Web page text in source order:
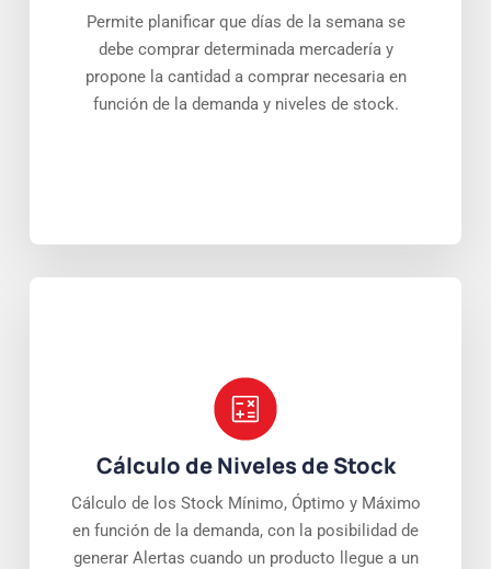
Permite planificar que días de la semana se
debe comprar determinada mercadería y
propone la cantidad a comprar necesaria en
función de la demanda y niveles de stock.
Cálculo de Niveles de Stock
Cálculo de los Stock Mínimo, Óptimo y Máximo
en función de la demanda, con la posibilidad de
generar Alertas cuando un producto llegue a un